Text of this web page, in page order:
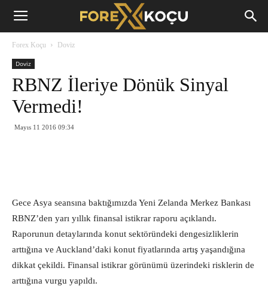
Forex
Forex Koçu Doviz
Doviz
RBNZ İleriye Dönük Sinyal
Vermedi!
Mayıs 11 2016 09:34
Gece Asya seansına baktığımızda Yeni Zelanda Merkez Bankası
RBNZ’den yarı yıllık finansal istikrar raporu açıklandı.
Raporunun detaylarında konut sektöründeki dengesizliklerin
arttığına ve Auckland’daki konut fiyatlarında artış yaşandığına
dikkat çekildi. Finansal istikrar görünümü üzerindeki risklerin de
arttığına vurgu yapıldı.